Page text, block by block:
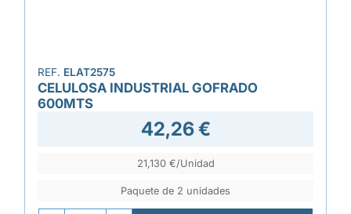
REF. ELAT2575
CELULOSA INDUSTRIAL GOFRADO
600MTS
42,26 €
21,130 €/Unidad
Paquete de 2 unidades